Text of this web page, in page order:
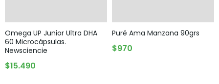
Omega UP Junior Ultra DHA
60 Microcápsulas.
Newsciencie
$15.490
Puré Ama Manzana 90grs
$970